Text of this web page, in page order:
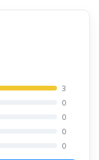
3
0
0
0
0